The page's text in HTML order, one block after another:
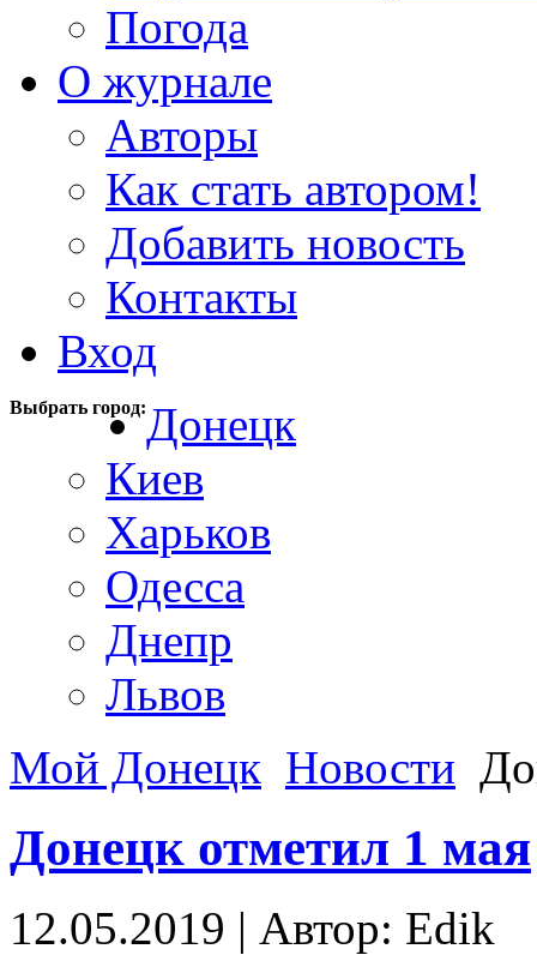
Погода
О журнале
Авторы
Как стать автором!
Добавить новость
Контакты
Вход
Выбрать город:Донецк
Киев
Харьков
Одесса
Днепр
Львов
Мой Донецк Новости
Донецк отметил 1 мая
12.05.2019 | Автор: Edik